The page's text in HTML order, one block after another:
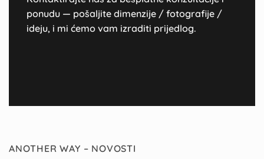
ANOTHER WAY – NOVOSTI
ponudu — pošaljite dimenzije / fotografije /
ideju, i mi ćemo vam izraditi prijedlog.